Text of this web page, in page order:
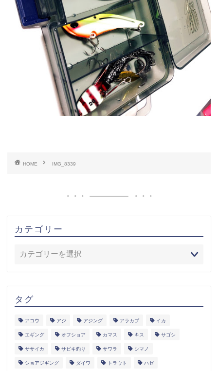
HOME IMG_8339
カテゴリー
タグ
アコウ アジ アジング アラカブ イカ
エギング オフショア カマス キス サゴシ
ササイカ サビキ釣り サワラ シマノ
ショアジギング ダイワ トラウト ハゼ